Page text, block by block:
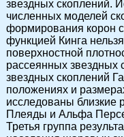
звездных скоплений.
численных моделей
формирования корон
функцией Кинга
поверхностной
рассеянных звездных
звездных скоплений
положениях и
исследованы близкие
Плеяды и Альфа
Третья группа